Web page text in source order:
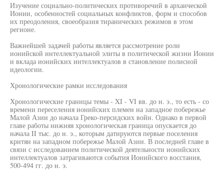
Изучение социально-политических противоречий в архаической
Ионии, особенностей социальных конфликтов, форм и способов
их преодоления, своеобразия тиранических режимов в этом
регионе.
Важнейшей задачей работы является рассмотрение роли
ионийской интеллектуальной элиты в политической жизни Ионии
и вклада ионийских интеллектуалов в становление полисной
идеологии.
Хронологические рамки исследования
Хронологические границы темы - XI - VI вв. до н. э., то есть - со
времени переселения ионийских племен на западное побережье
Малой Азии до начала Греко-персидских войн. Однако в первой
главе работы нижняя хронологическая граница опускается до
начала II тыс. до н. э., которым датируются первые поселения
критян на западном побережье Малой Азии. В последней главе в
связи с исследованием политической деятельности ионийских
интеллектуалов затрагиваются события Ионийского восстания,
500-494 гг. до н. э.